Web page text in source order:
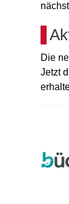
Die
Jetzt